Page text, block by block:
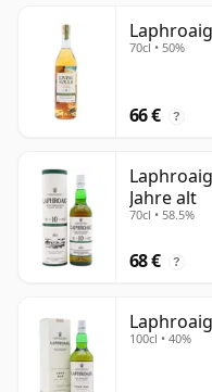
70cl • 50%
66 € ?
Jahre alt
70cl • 58.5%
68 € ?
100cl • 40%